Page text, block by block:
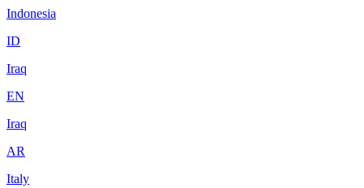
Indonesia
ID
Iraq
EN
Iraq
AR
Italy